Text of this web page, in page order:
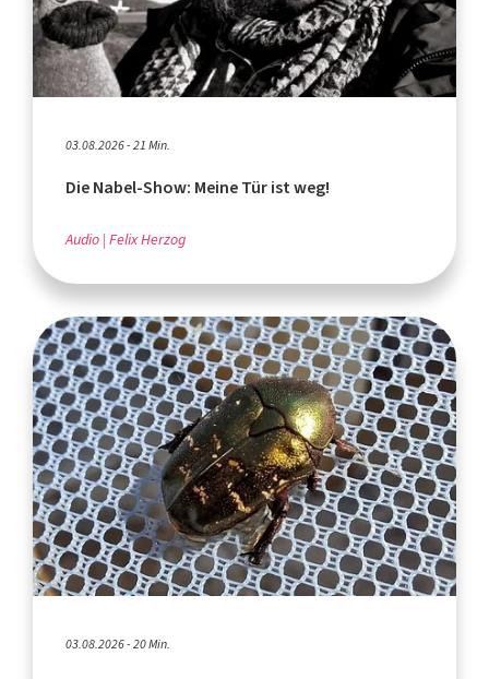
03.08.2026 - 21 Min.
Die Nabel-Show: Meine Tür ist weg!
Audio Felix Herzog
03.08.2026 - 20 Min.